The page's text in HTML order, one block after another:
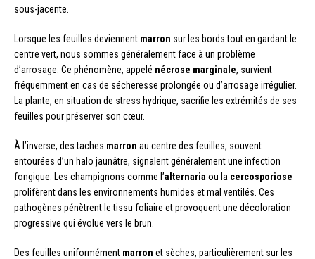
sous-jacente.
Lorsque les feuilles deviennent marron sur les bords tout en gardant le
centre vert, nous sommes généralement face à un problème
d’arrosage. Ce phénomène, appelé nécrose marginale, survient
fréquemment en cas de sécheresse prolongée ou d’arrosage irrégulier.
La plante, en situation de stress hydrique, sacrifie les extrémités de ses
feuilles pour préserver son cœur.
À l’inverse, des taches marron au centre des feuilles, souvent
entourées d’un halo jaunâtre, signalent généralement une infection
fongique. Les champignons comme l’alternaria ou la cercosporiose
prolifèrent dans les environnements humides et mal ventilés. Ces
pathogènes pénètrent le tissu foliaire et provoquent une décoloration
progressive qui évolue vers le brun.
Des feuilles uniformément marron et sèches, particulièrement sur les